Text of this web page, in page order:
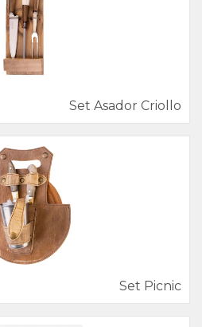
Set Asador Criollo
Set Picnic